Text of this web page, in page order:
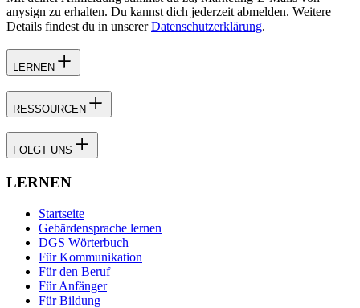
anysign zu erhalten. Du kannst dich jederzeit abmelden. Weitere
Details findest du in unserer Datenschutzerklärung.
LERNEN
RESSOURCEN
FOLGT UNS
LERNEN
Startseite
Gebärdensprache lernen
DGS Wörterbuch
Für Kommunikation
Für den Beruf
Für Anfänger
Für Bildung